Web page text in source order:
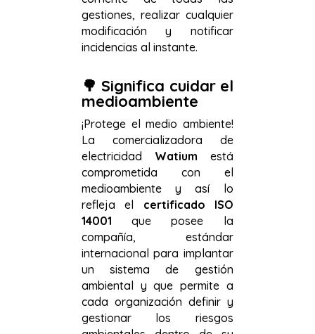
gestiones, realizar cualquier
modificación y notificar
incidencias al instante.
🌳 Significa cuidar el
medioambiente
¡Protege el medio ambiente!
La comercializadora de
electricidad Watium está
comprometida con el
medioambiente y así lo
refleja el certificado ISO
14001 que posee la
compañía, estándar
internacional para implantar
un sistema de gestión
ambiental y que permite a
cada organización definir y
gestionar los riesgos